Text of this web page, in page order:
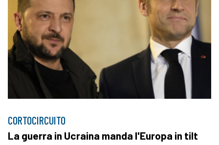
CORTOCIRCUITO
La guerra in Ucraina manda l'Europa in tilt